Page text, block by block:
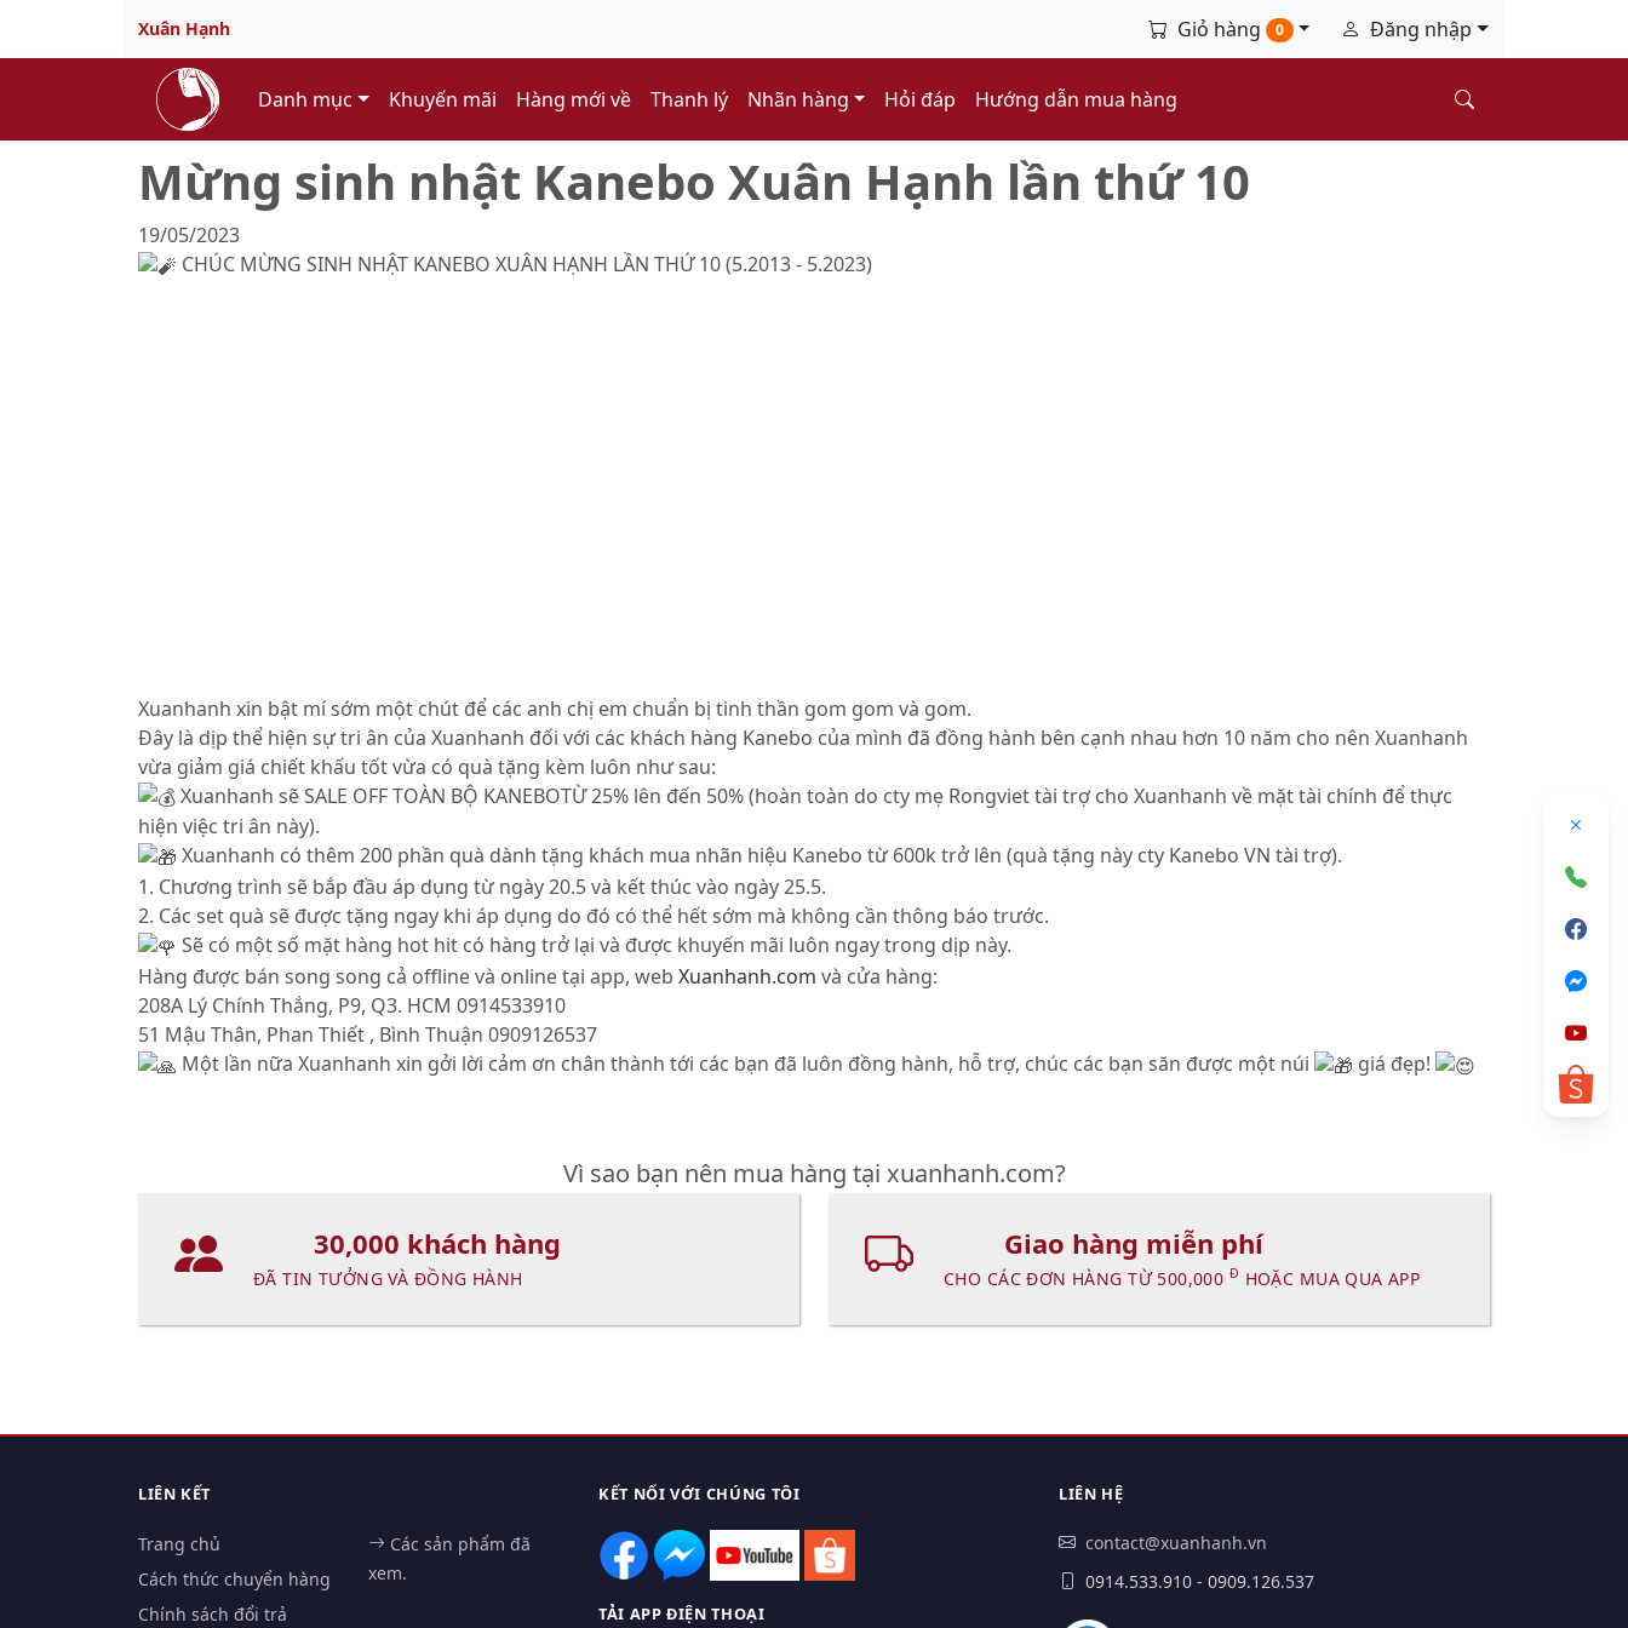
Xuân Hạnh Giỏ hàng 0 Đăng nhập
Danh mục Khuyến mãi Hàng mới về Thanh lý Nhãn hàng Hỏi đáp Hướng dẫn mua hàng
Mừng sinh nhật Kanebo Xuân Hạnh lần thứ 10
19/05/2023
CHÚC MỪNG SINH NHẬT KANEBO XUÂN HẠNH LẦN THỨ 10 (5.2013 - 5.2023)
Xuanhanh xin bật mí sớm một chút để các anh chị em chuẩn bị tinh thần gom gom và gom.
Đây là dịp thể hiện sự tri ân của Xuanhanh đối với các khách hàng Kanebo của mình đã đồng hành bên cạnh nhau hơn 10 năm cho nên Xuanhanh
vừa giảm giá chiết khấu tốt vừa có quà tặng kèm luôn như sau:
Xuanhanh sẽ SALE OFF TOÀN BỘ KANEBOTỪ 25% lên đến 50% (hoàn toàn do cty mẹ Rongviet tài trợ cho Xuanhanh về mặt tài chính để thực
hiện việc tri ân này).
Xuanhanh có thêm 200 phần quà dành tặng khách mua nhãn hiệu Kanebo từ 600k trở lên (quà tặng này cty Kanebo VN tài trợ).
1. Chương trình sẽ bắp đầu áp dụng từ ngày 20.5 và kết thúc vào ngày 25.5.
2. Các set quà sẽ được tặng ngay khi áp dụng do đó có thể hết sớm mà không cần thông báo trước.
Sẽ có một số mặt hàng hot hit có hàng trở lại và được khuyến mãi luôn ngay trong dịp này.
Hàng được bán song song cả offline và online tại app, web Xuanhanh.com và cửa hàng:
208A Lý Chính Thắng, P9, Q3. HCM 0914533910
51 Mậu Thân, Phan Thiết , Bình Thuận 0909126537
Một lần nữa Xuanhanh xin gởi lời cảm ơn chân thành tới các bạn đã luôn đồng hành, hỗ trợ, chúc các bạn săn được một núi
giá đẹp!
Vì sao bạn nên mua hàng tại xuanhanh.com?
30,000 khách hàng
ĐÃ TIN TƯỞNG VÀ ĐỒNG HÀNH
Giao hàng miễn phí
CHO CÁC ĐƠN HÀNG TỪ 500,000 Đ HOẶC MUA QUA APP
LIÊN KẾT
Trang chủ
Cách thức chuyển hàng
Chính sách đổi trả
Các sản phẩm đã
xem.
KẾT NỐI VỚI CHÚNG TÔI
TẢI APP ĐIỆN THOẠI
LIÊN HỆ
contact@xuanhanh.vn
0914.533.910 - 0909.126.537